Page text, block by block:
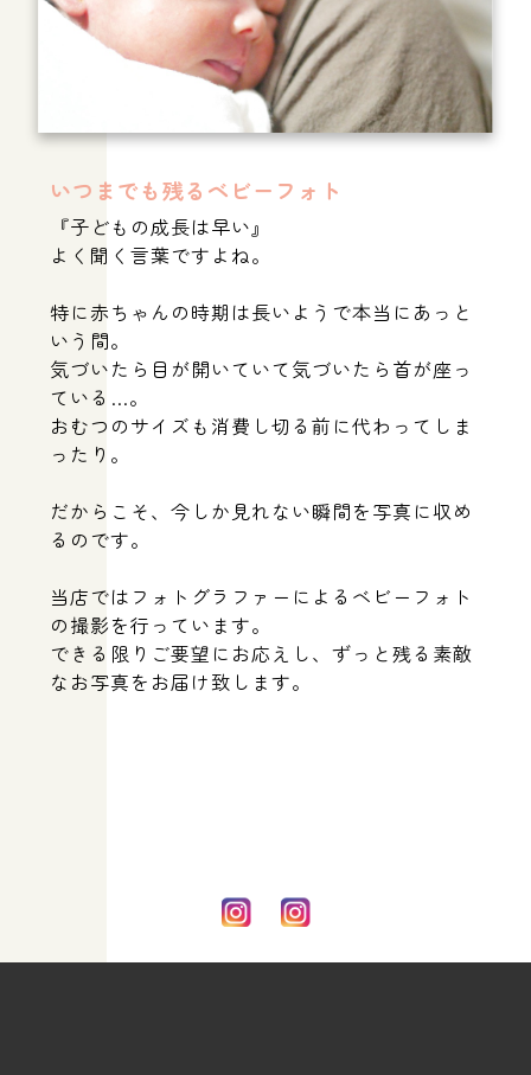
いつまでも残るベビーフォト
『子どもの成長は早い』
よく聞く言葉ですよね。
特に赤ちゃんの時期は長いようで本当にあっと
いう間。
気づいたら目が開いていて気づいたら首が座っ
ている…。
おむつのサイズも消費し切る前に代わってしま
ったり。
だからこそ、今しか見れない瞬間を写真に収め
るのです。
当店ではフォトグラファーによるベビーフォト
の撮影を行っています。
できる限りご要望にお応えし、ずっと残る素敵
なお写真をお届け致します。
address｜大阪府箕面市
open｜10:00～17:00
close｜不定休